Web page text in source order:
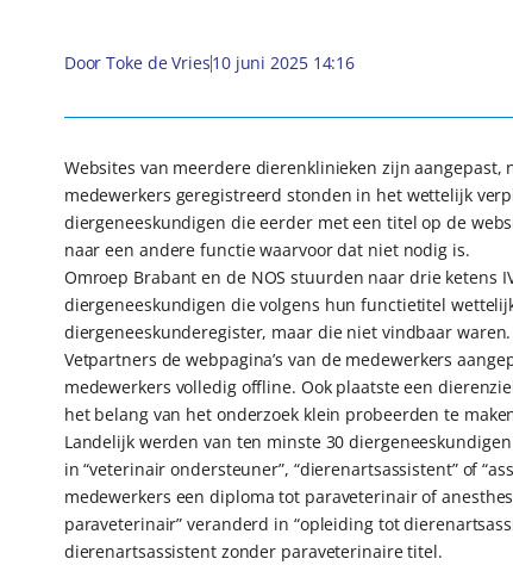
Door Toke de Vries10 juni 2025 14:16
Websites van meerdere dierenklinieken zijn
medewerkers geregistreerd stonden in het wettelijk
diergeneeskundigen die eerder met een titel op de
naar een andere functie waarvoor dat niet nodig is.
Omroep Brabant en de NOS stuurden naar drie ketens
diergeneeskundigen die volgens hun functietitel
diergeneeskunderegister, maar die niet vindbaar
Vetpartners de webpagina’s van de medewerkers
medewerkers volledig offline. Ook plaatste een
het belang van het onderzoek klein probeerden te
Landelijk werden van ten minste 30
in “veterinair ondersteuner”, “dierenartsassistent” of
medewerkers een diploma tot paraveterinair of
paraveterinair” veranderd in “opleiding tot
dierenartsassistent zonder paraveterinaire titel.